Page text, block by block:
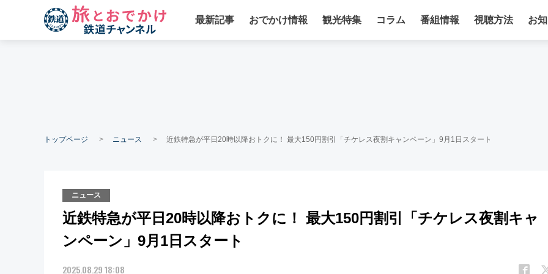
最新記事 おでかけ情報 観光特集 コラム 番組情報 視聴方法 お
トップページ ニュース 近鉄特急が平日20時以降おトクに！ 最大150円割引「チケレス夜割キャンペーン」9月1日スタート
ニュース
近鉄特急が平日20時以降おトクに！ 最大150円割引「チケレス夜割キャ
ンペーン」9月1日スタート
2025.08.29 18:08